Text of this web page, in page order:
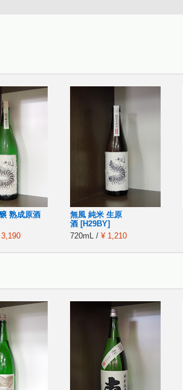
熟成原酒
無風 純米 生原
酒 [H29BY]
720mL / ¥ 1,210